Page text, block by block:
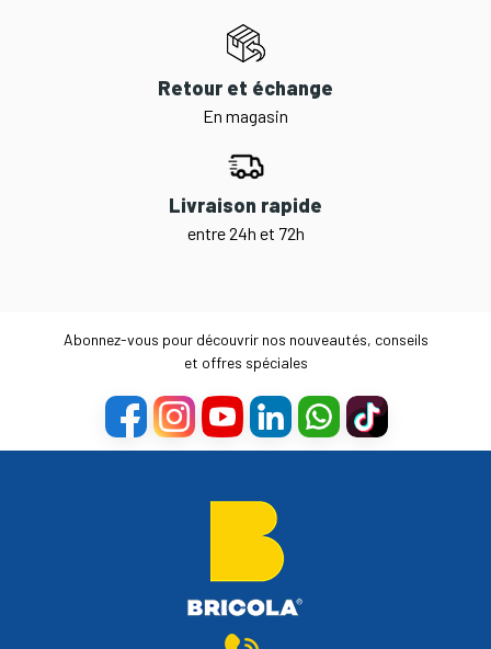
Retour et échange
En magasin
Livraison rapide
entre 24h et 72h
Abonnez-vous pour découvrir nos nouveautés, conseils
et offres spéciales